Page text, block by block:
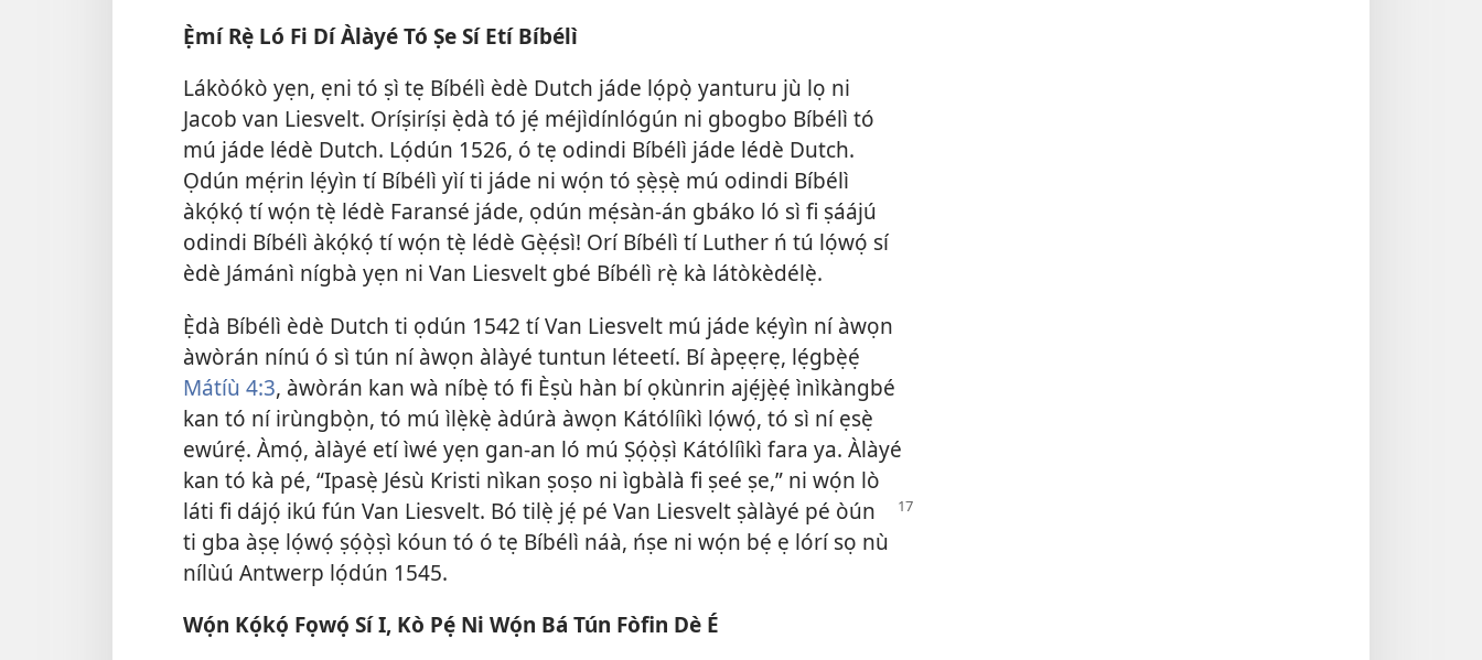
Ẹ̀mí Rẹ̀ Ló Fi Dí Àlàyé Tó Ṣe Sí Etí Bíbélì
Lákòókò yẹn, ẹni tó ṣì tẹ Bíbélì èdè Dutch jáde lọ́pọ̀ yanturu jù lọ ni
Jacob van Liesvelt. Oríṣiríṣi ẹ̀dà tó jẹ́ méjìdínlógún ni gbogbo Bíbélì tó
mú jáde lédè Dutch. Lọ́dún 1526, ó tẹ odindi Bíbélì jáde lédè Dutch.
Ọdún mẹ́rin lẹ́yìn tí Bíbélì yìí ti jáde ni wọ́n tó ṣẹ̀ṣẹ̀ mú odindi Bíbélì
àkọ́kọ́ tí wọ́n tẹ̀ lédè Faransé jáde, ọdún mẹ́sàn-án gbáko ló sì fi ṣáájú
odindi Bíbélì àkọ́kọ́ tí wọ́n tẹ̀ lédè Gẹ̀ẹ́sì! Orí Bíbélì tí Luther ń tú lọ́wọ́ sí
èdè Jámánì nígbà yẹn ni Van Liesvelt gbé Bíbélì rẹ̀ kà látòkèdélẹ̀.
Ẹ̀dà Bíbélì èdè Dutch ti ọdún 1542 tí Van Liesvelt mú jáde kẹ́yìn ní àwọn
àwòrán nínú ó sì tún ní àwọn àlàyé tuntun léteetí. Bí àpẹẹrẹ, lẹ́gbẹ̀ẹ́
Mátíù 4:3, àwòrán kan wà níbẹ̀ tó fi Èṣù hàn bí ọkùnrin ajẹ́jẹ̀ẹ́ ìnìkàngbé
kan tó ní irùngbọ̀n, tó mú ìlẹ̀kẹ̀ àdúrà àwọn Kátólíìkì lọ́wọ́, tó sì ní ẹsẹ̀
ewúrẹ́. Àmọ́, àlàyé etí ìwé yẹn gan-an ló mú Ṣọ́ọ̀ṣì Kátólíìkì fara ya. Àlàyé
kan tó kà pé, “Ipasẹ̀ Jésù Kristi nìkan ṣoṣo ni ìgbàlà fi ṣeé ṣe,” ni wọ́n lò
láti fi dájọ́ ikú fún Van Liesvelt. Bó tilẹ̀ jẹ́ pé Van Liesvelt ṣàlàyé pé òún
ti gba àṣẹ lọ́wọ́ ṣọ́ọ̀ṣì kóun tó ó tẹ Bíbélì náà, ńṣe ni wọ́n bẹ́ ẹ lórí sọ nù
nílùú Antwerp lọ́dún 1545.
Wọ́n Kọ́kọ́ Fọwọ́ Sí I, Kò Pẹ́ Ni Wọ́n Bá Tún Fòfin Dè É